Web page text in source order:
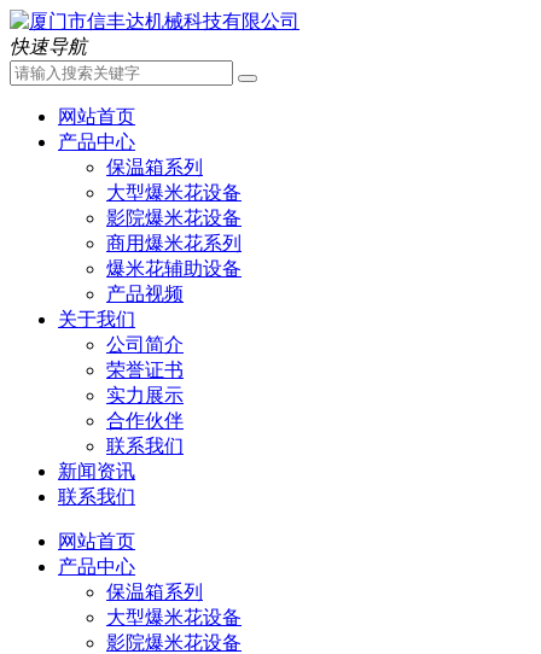
快速导航
网站首页
产品中心
保温箱系列
大型爆米花设备
影院爆米花设备
商用爆米花系列
爆米花辅助设备
产品视频
关于我们
公司简介
荣誉证书
实力展示
合作伙伴
联系我们
新闻资讯
联系我们
网站首页
产品中心
保温箱系列
大型爆米花设备
影院爆米花设备